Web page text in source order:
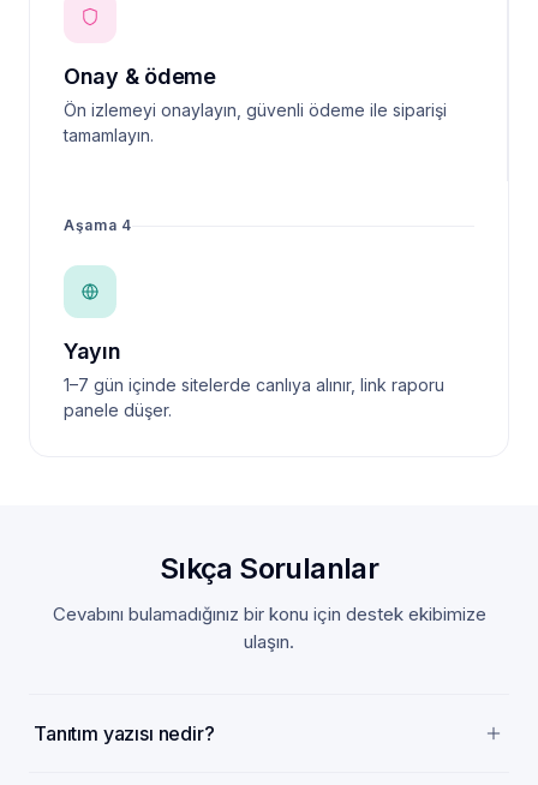
Onay & ödeme
Ön izlemeyi onaylayın, güvenli ödeme ile siparişi
tamamlayın.
Aşama 4
Yayın
1–7 gün içinde sitelerde canlıya alınır, link raporu
panele düşer.
Sıkça Sorulanlar
Cevabını bulamadığınız bir konu için destek ekibimize
ulaşın.
Tanıtım yazısı nedir?